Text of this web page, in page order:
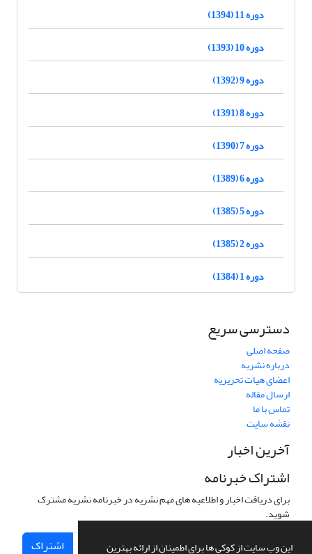
این وب سایت از کوکی ها برای اطمینان از ارائه بهترین
دوره 11 (1394)
دوره 10 (1393)
دوره 9 (1392)
دوره 8 (1391)
دوره 7 (1390)
دوره 6 (1389)
دوره 5 (1385)
دوره 2 (1385)
دوره 1 (1384)
دسترسی سریع
صفحه اصلی
درباره نشریه
اعضای هیات تحریریه
ارسال مقاله
تماس با ما
نقشه سایت
آخرین اخبار
اشتراک خبرنامه
برای دریافت اخبار و اطلاعیه های مهم نشریه در خبرنامه نشریه مشترک
شوید.
اشتراک